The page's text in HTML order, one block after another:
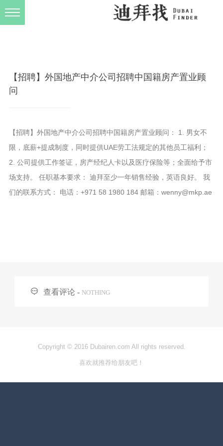
【招聘】外国地产中介公司招聘中国籍房产置业顾
问
【招聘】外国地产中介公司招聘中国籍房产置业顾问： 1. 男女不
限，底薪+提成制度，同时提供UAE劳工法规定的其他员工福利；
2. 公司提供工作签证，房产经纪人卡以及医疗保险等；全面给予市
场支持。 任职基本要求： 迪拜至少一年销售经验，英语良好。 我
们的联系方式： 电话：+971 58 1980 184 邮箱：wenny@mkp.ae
 查看评论 - NOTHING
Copyright © 2016 Dubairen.com All rights reserved.
喜欢就推荐给朋友吧！